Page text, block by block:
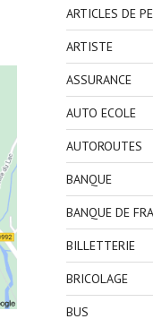
ARTICLES DE
ARTISTE
ASSURANCE
AUTO ECOLE
AUTOROUTES
BANQUE
BANQUE DE
BILLETTERIE
BRICOLAGE
BUS